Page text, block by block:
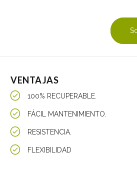
VENTAJAS
100% RECUPERABLE.
FÁCIL MANTENIMIENTO.
RESISTENCIA.
FLEXIBILIDAD